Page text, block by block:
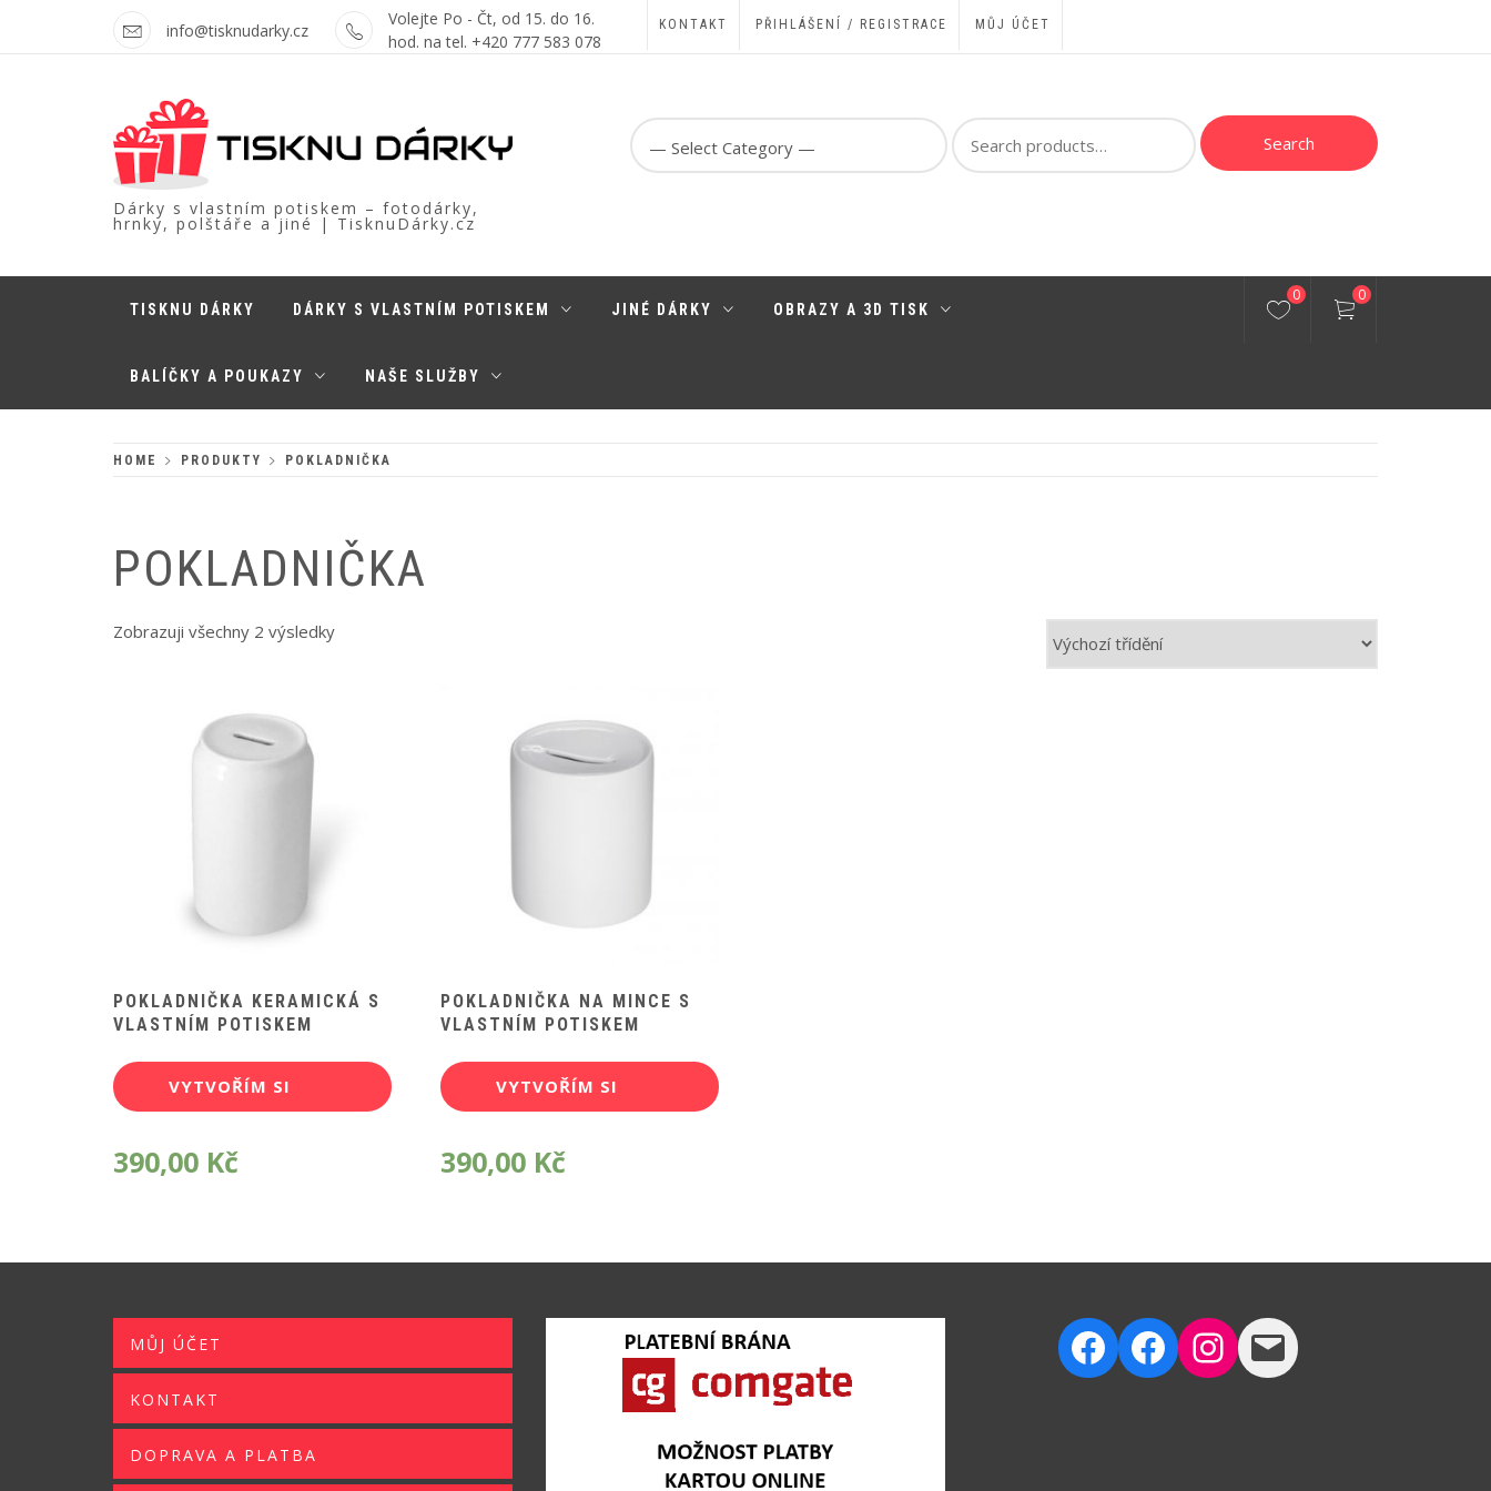
info@tisknudarky.cz
Volejte Po - Čt, od 15. do 16.
hod. na tel. +420 777 583 078
KONTAKT PŘIHLÁŠENÍ / REGISTRACE MŮJ ÚČET
Dárky s vlastním potiskem – fotodárky,
hrnky, polštáře a jiné | TisknuDárky.cz
Search
for:
Search
TISKNU DÁRKY DÁRKY S VLASTNÍM POTISKEM JINÉ DÁRKY OBRAZY A 3D TISK
BALÍČKY A POUKAZY NAŠE SLUŽBY
0 0
HOME PRODUKTY POKLADNIČKA
POKLADNIČKA
Zobrazuji všechny 2 výsledky
POKLADNIČKA KERAMICKÁ S
VLASTNÍM POTISKEM
VYTVOŘÍM SI
390,00 Kč
POKLADNIČKA NA MINCE S
VLASTNÍM POTISKEM
VYTVOŘÍM SI
390,00 Kč
MŮJ ÚČET
KONTAKT
DOPRAVA A PLATBA